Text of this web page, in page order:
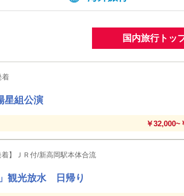
国内旅行トッ
着
星組公演
￥32,000~
着】ＪＲ付/新高岡駅本体合流
観光放水 日帰り